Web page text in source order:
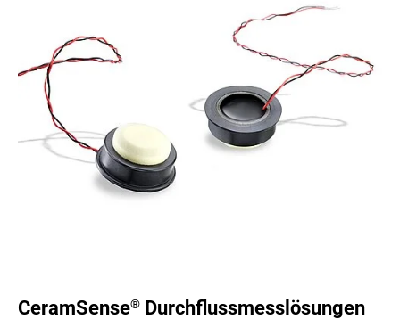
CeramSense® Durchflussmesslösungen